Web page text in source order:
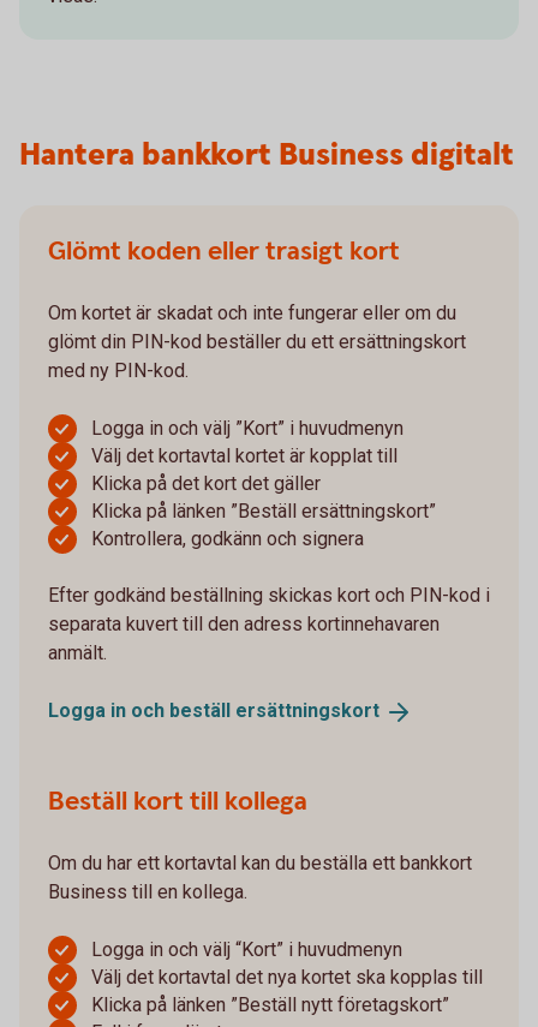
Hantera bankkort Business digitalt
Glömt koden eller trasigt kort
Om kortet är skadat och inte fungerar eller om du
glömt din PIN-kod beställer du ett ersättningskort
med ny PIN-kod.
Logga in och välj ”Kort” i huvudmenyn
Välj det kortavtal kortet är kopplat till
Klicka på det kort det gäller
Klicka på länken ”Beställ ersättningskort”
Kontrollera, godkänn och signera
Efter godkänd beställning skickas kort och PIN-kod i
separata kuvert till den adress kortinnehavaren
anmält.
Logga in och beställ ersättningskort
Beställ kort till kollega
Om du har ett kortavtal kan du beställa ett bankkort
Business till en kollega.
Logga in och välj “Kort” i huvudmenyn
Välj det kortavtal det nya kortet ska kopplas till
Klicka på länken ”Beställ nytt företagskort”